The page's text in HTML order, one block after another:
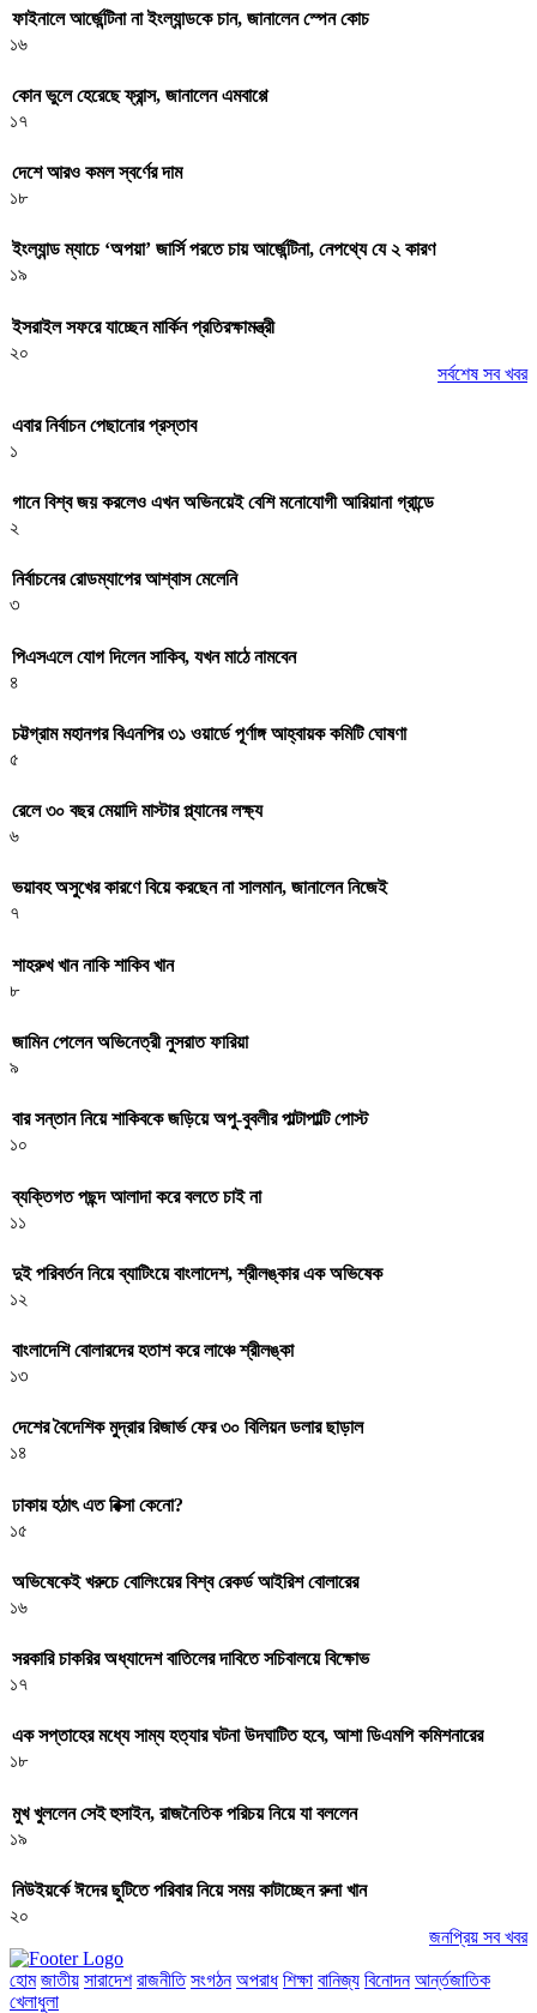
ফাইনালে আর্জেন্টিনা না ইংল্যান্ডকে চান, জানালেন স্পেন কোচ
১৬
কোন ভুলে হেরেছে ফ্রান্স, জানালেন এমবাপ্পে
১৭
দেশে আরও কমল স্বর্ণের দাম
১৮
ইংল্যান্ড ম্যাচে ‘অপয়া’ জার্সি পরতে চায় আর্জেন্টিনা, নেপথ্যে যে ২ কারণ
১৯
ইসরাইল সফরে যাচ্ছেন মার্কিন প্রতিরক্ষামন্ত্রী
২০
সর্বশেষ সব খবর
এবার নির্বাচন পেছানোর প্রস্তাব
১
গানে বিশ্ব জয় করলেও এখন অভিনয়েই বেশি মনোযোগী আরিয়ানা গ্রান্ডে
২
নির্বাচনের রোডম্যাপের আশ্বাস মেলেনি
৩
পিএসএলে যোগ দিলেন সাকিব, যখন মাঠে নামবেন
৪
চট্টগ্রাম মহানগর বিএনপির ৩১ ওয়ার্ডে পূর্ণাঙ্গ আহ্বায়ক কমিটি ঘোষণা
৫
রেলে ৩০ বছর মেয়াদি মাস্টার প্ল্যানের লক্ষ্য
৬
ভয়াবহ অসুখের কারণে বিয়ে করছেন না সালমান, জানালেন নিজেই
৭
শাহরুখ খান নাকি শাকিব খান
৮
জামিন পেলেন অভিনেত্রী নুসরাত ফারিয়া
৯
বার সন্তান নিয়ে শাকিবকে জড়িয়ে অপু-বুবলীর পাল্টাপাল্টি পোস্ট
১০
ব্যক্তিগত পছন্দ আলাদা করে বলতে চাই না
১১
দুই পরিবর্তন নিয়ে ব্যাটিংয়ে বাংলাদেশ, শ্রীলঙ্কার এক অভিষেক
১২
বাংলাদেশি বোলারদের হতাশ করে লাঞ্চে শ্রীলঙ্কা
১৩
দেশের বৈদেশিক মুদ্রার রিজার্ভ ফের ৩০ বিলিয়ন ডলার ছাড়াল
১৪
ঢাকায় হঠাৎ এত রিক্সা কেনো?
১৫
অভিষেকেই খরুচে বোলিংয়ের বিশ্ব রেকর্ড আইরিশ বোলারের
১৬
সরকারি চাকরির অধ্যাদেশ বাতিলের দাবিতে সচিবালয়ে বিক্ষোভ
১৭
এক সপ্তাহের মধ্যে সাম্য হত্যার ঘটনা উদঘাটিত হবে, আশা ডিএমপি কমিশনারের
১৮
মুখ খুললেন সেই হুসাইন, রাজনৈতিক পরিচয় নিয়ে যা বললেন
১৯
নিউইয়র্কে ঈদের ছুটিতে পরিবার নিয়ে সময় কাটাচ্ছেন রুনা খান
২০
জনপ্রিয় সব খবর
হোম জাতীয় সারাদেশ রাজনীতি সংগঠন অপরাধ শিক্ষা বানিজ্য বিনোদন আর্ন্তজাতিক
খেলাধুলা